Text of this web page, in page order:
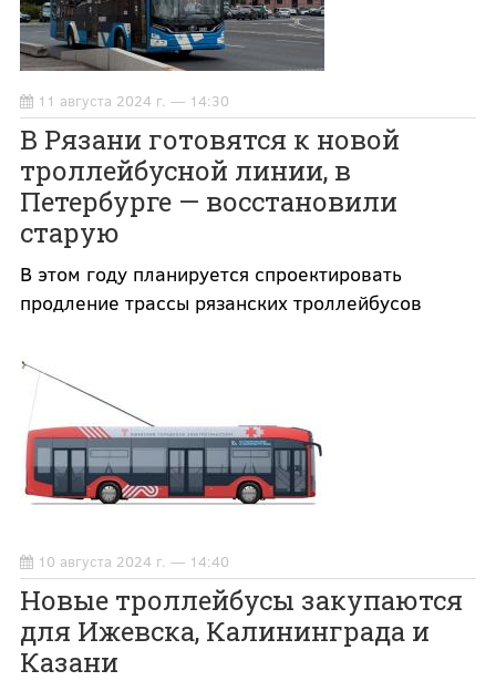
11 августа 2024 г. — 14:30
В Рязани готовятся к новой
троллейбусной линии, в
Петербурге — восстановили
старую
В этом году планируется спроектировать
продление трассы рязанских троллейбусов
10 августа 2024 г. — 14:40
Новые троллейбусы закупаются
для Ижевска, Калининграда и
Казани